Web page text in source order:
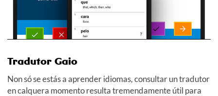
Tradutor Gaio
Non só se estás a aprender idiomas, consultar un tradutor
en calquera momento resulta tremendamente útil para